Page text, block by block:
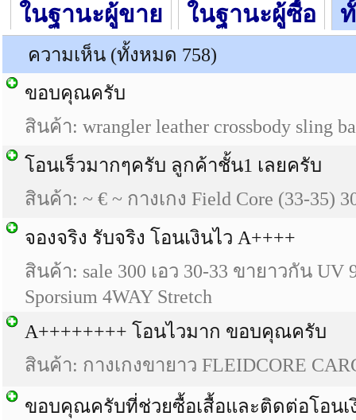
ในฐานะผู้ขาย ในฐานะผู้ซื้อ
ความเห็น (ทั้งหมด 758)
ขอบคุณครับ
สินค้า: wrangler leather crossbody sling
โอนเร็วมากๆครับ ลูกค้าชั้น1 เลยครับ
สินค้า: ~ € ~ กางเกง Field Core (33-35)
จองจริง รับจริง โอนเงินไว A++++
สินค้า: sale 300 เอว 30-33 ขายาวกัน
Sporsium 4WAY Stretch
A++++++++ โอนไวมาก ขอบคุณครับ
สินค้า: กางเกงขายาว FLEIDCORE
ขอบคุณครับที่ช่วยซื้อเสื้อและติดต่อโอนเ